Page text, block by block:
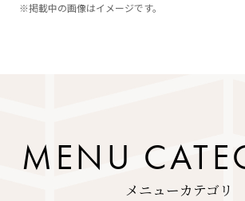
※掲載中の画像はイメージです。
MENU
メニューカテゴリ